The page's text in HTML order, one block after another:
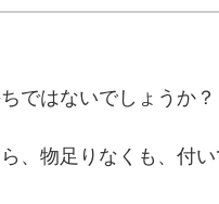
ではないでしょうか？
、物足りなくも、付